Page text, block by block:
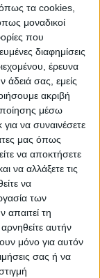
τα cookies,
μοναδικοί
που
διαφημίσεις
έρευνα
άδειά σας, εμείς
ακριβή
μέσω
να συναινέσετε
μας όπως
να αποκτήσετε
να αλλάξετε τις
να
των
τη
αυτήν
μόνο για αυτόν
σας ή να
η Τρίτη
γίνει την
ΝΕΟΣ